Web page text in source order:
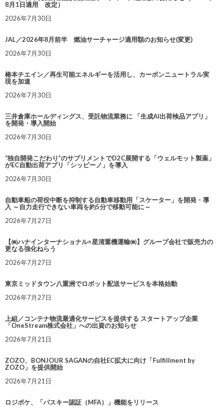
8月1日適用 改定）
2026年7月30日
JAL／2026年8月前半 燃油サーチャージ適用額のお知らせ(変更)
2026年7月30日
椿本チエイン／再生可能エネルギーを活用し、カーボンニュートラル実
現を加速
2026年7月30日
三井倉庫ホールディングス、受託物流業務に 「生成AI出荷検品アプリ」
を開発・導入開始
2026年7月30日
“独自開発こだわり”のサプリメントでD2C展開する「ウェルモット製薬」
がEC自動出荷アプリ「シッピーノ」を導入
2026年7月30日
自動車船の荷役中断を抑制する自動車移動用「スケーター」を開発・導
入 ～自力走行できない車両を約5分で移動可能に～
2026年7月27日
【㈱ハナインターナショナル×星清重機運輸㈱】グループ会社で販売力の
更なる強化ねらう
2026年7月27日
東京ミッドタウン八重洲でロボット配送サービスを本格始動
2026年7月27日
上組／コンテナ物流最適化サービスを提供する スタートアップ企業
「OneStream株式会社」への出資のお知らせ
2026年7月21日
ZOZO、BONJOUR SAGANの自社EC拡大に向け「Fulfillment by
ZOZO」を提供開始
2026年7月21日
ロジポケ、「パスキー認証（MFA）」機能をリリース